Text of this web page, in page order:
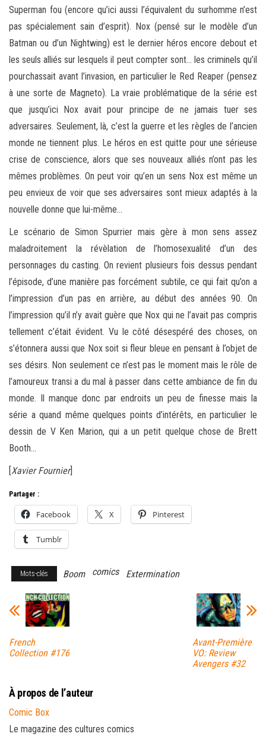
Superman fou (encore qu’ici aussi l’équivalent du surhomme n’est
pas spécialement sain d’esprit). Nox (pensé sur le modèle d’un
Batman ou d’un Nightwing) est le dernier héros encore debout et
les seuls alliés sur lesquels il peut compter sont… les criminels qu’il
pourchassait avant l’invasion, en particulier le Red Reaper (pensez
à une sorte de Magneto). La vraie problématique de la série est
que jusqu’ici Nox avait pour principe de ne jamais tuer ses
adversaires. Seulement, là, c’est la guerre et les règles de l’ancien
monde ne tiennent plus. Le héros en est quitte pour une sérieuse
crise de conscience, alors que ses nouveaux alliés n’ont pas les
mêmes problèmes. On peut voir qu’en un sens Nox est même un
peu envieux de voir que ses adversaires sont mieux adaptés à la
nouvelle donne que lui-même…
Le scénario de Simon Spurrier mais gère à mon sens assez
maladroitement la révèlation de l’homosexualité d’un des
personnages du casting. On revient plusieurs fois dessus pendant
l’épisode, d’une manière pas forcément subtile, ce qui fait qu’on a
l’impression d’un pas en arrière, au début des années 90. On
l’impression qu’il n’y avait guère que Nox qui ne l’avait pas compris
tellement c’était évident. Vu le côté désespéré des choses, on
s’étonnera aussi que Nox soit si fleur bleue en pensant à l’objet de
ses désirs. Non seulement ce n’est pas le moment mais le rôle de
l’amoureux transi a du mal à passer dans cette ambiance de fin du
monde. Il manque donc par endroits un peu de finesse mais la
série a quand même quelques points d’intérêts, en particulier le
dessin de V Ken Marion, qui a un petit quelque chose de Brett
Booth…
[Xavier Fournier]
Partager :
Facebook X Pinterest
Tumblr
Mots-clés Boom comics Extermination
French
Collection #176
Avant-Première
VO: Review
Avengers #32
À propos de l’auteur
Comic Box
Le magazine des cultures comics